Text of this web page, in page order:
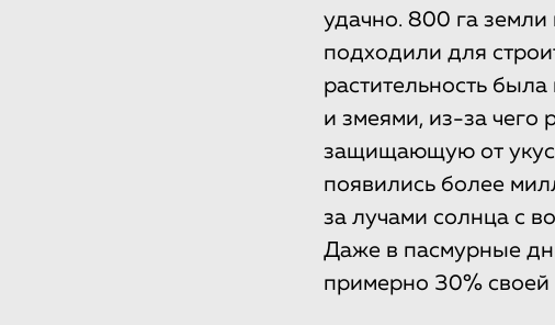
удачно. 800 га
подходили для
растительность
и змеями, из-за чего
защищающую от
появились более
за лучами солнца с
Даже в пасмурные
примерно 30%